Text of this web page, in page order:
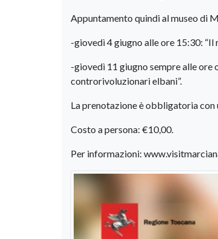
Appuntamento quindi al museo di
-giovedì 4 giugno alle ore 15:30:
-giovedì 11 giugno sempre alle ore
controrivoluzionari elbani”.
La prenotazione è obbligatoria
Costo a persona: €10,00.
Per informazioni: